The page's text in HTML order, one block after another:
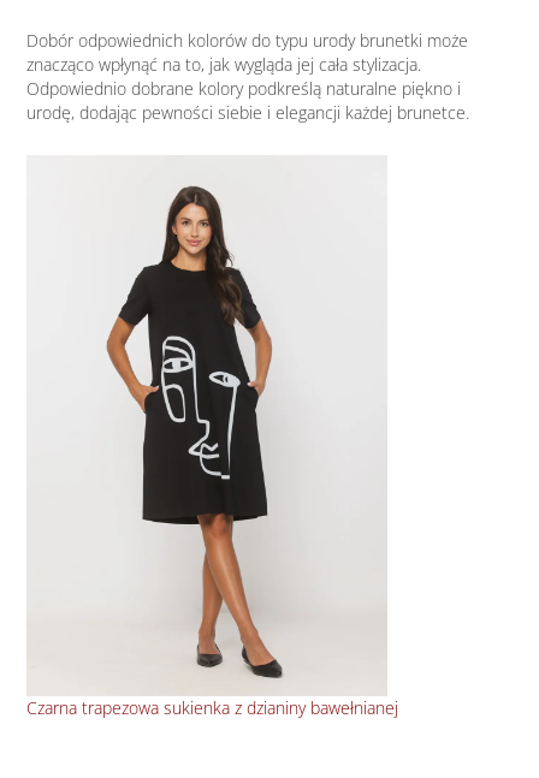
Dobór odpowiednich kolorów do typu urody brunetki może
znacząco wpłynąć na to, jak wygląda jej cała stylizacja.
Odpowiednio dobrane kolory podkreślą naturalne piękno i
urodę, dodając pewności siebie i elegancji każdej brunetce.
Czarna trapezowa sukienka z dzianiny bawełnianej